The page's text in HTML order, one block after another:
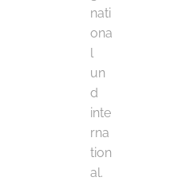
nati
ona
l
un
d
inte
rna
tion
al.